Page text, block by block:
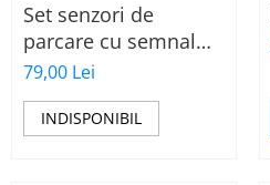
Set senzori de
parcare cu semnal
acustic SP001 –
Carguard
79,00 Lei
INDISPONIBIL